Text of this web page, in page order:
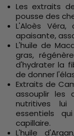
Les extraits
pousse des
L'Aloès
apaisante,
L'huile de
gras,
d'hydrater la
de donner
Extraits de
assouplir les
nutritives
essentiels
capillaire.
L'huile